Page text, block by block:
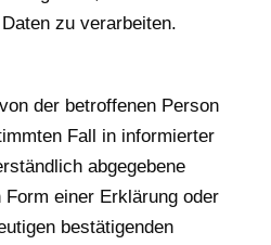
zu verarbeiten.
der betroffenen Person
Fall in informierter
abgegebene
einer Erklärung oder
bestätigenden